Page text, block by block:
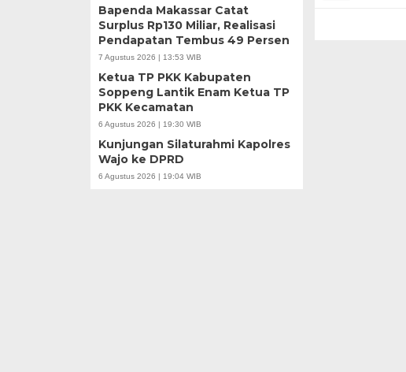
Bapenda Makassar Catat
Surplus Rp130 Miliar, Realisasi
Pendapatan Tembus 49 Persen
7 Agustus 2026 | 13:53 WIB
Ketua TP PKK Kabupaten
Soppeng Lantik Enam Ketua TP
PKK Kecamatan
6 Agustus 2026 | 19:30 WIB
Kunjungan Silaturahmi Kapolres
Wajo ke DPRD
6 Agustus 2026 | 19:04 WIB